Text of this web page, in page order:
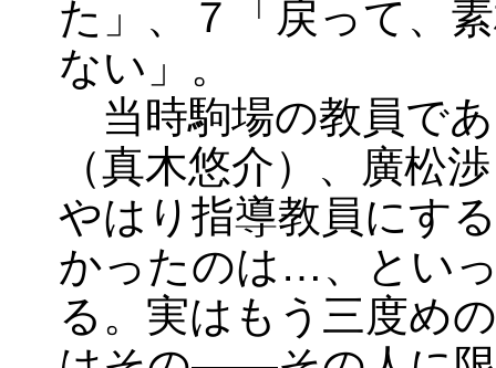
た」、７「戻って、
ない」。
当時駒場の教員で
（真木悠介）、廣松
やはり指導教員にす
かったのは…、とい
る。実はもう三度め